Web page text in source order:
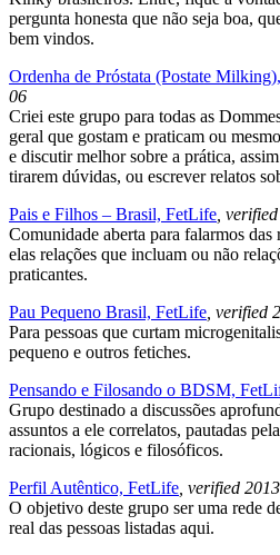
pergunta honesta que não seja boa,
bem vindos.
Ordenha de Próstata (Postate
06
Criei este grupo para todas as
geral que gostam e praticam ou
e discutir melhor sobre a prática,
tirarem dúvidas, ou escrever relatos
Pais e Filhos – Brasil, FetLife ,
Comunidade aberta para falarmos das
elas relações que incluam ou não
praticantes.
Pau Pequeno Brasil, FetLife , verified
Para pessoas que curtam
pequeno e outros fetiches.
Pensando e Filosando o BDSM,
Grupo destinado a discussões
assuntos a ele correlatos, pautadas
racionais, lógicos e filosóficos.
Perfil Autêntico, FetLife , verified
O objetivo deste grupo ser uma rede
real das pessoas listadas aqui.